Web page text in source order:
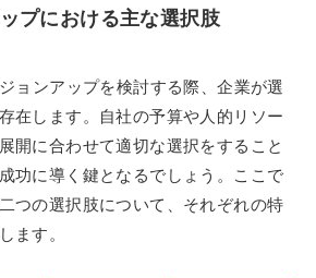
プにおける主な選択肢
ョンアップを検討する際、企業が選
在します。自社の予算や人的リソー
開に合わせて適切な選択をすること
功に導く鍵となるでしょう。ここで
つの選択肢について、それぞれの特
ます。